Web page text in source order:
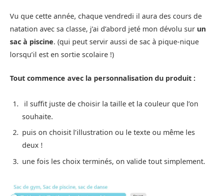
Vu que cette année, chaque vendredi il aura des cours de
natation avec sa classe, j’ai d’abord jeté mon dévolu sur un
sac à piscine. (qui peut servir aussi de sac à pique-nique
lorsqu’il est en sortie scolaire !)
Tout commence avec la personnalisation du produit :
il suffit juste de choisir la taille et la couleur que l’on
souhaite.
puis on choisit l’illustration ou le texte ou même les
deux !
une fois les choix terminés, on valide tout simplement.